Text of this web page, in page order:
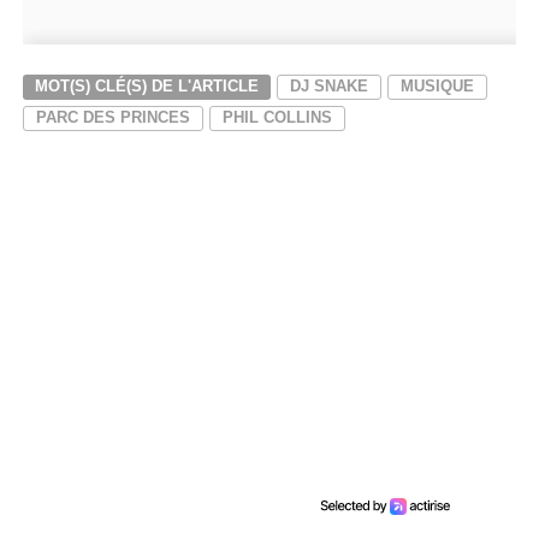
MOT(S) CLÉ(S) DE L'ARTICLE DJ SNAKE
MUSIQUE
PARC DES PRINCES
PHIL COLLINS